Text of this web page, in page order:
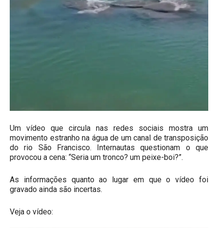
Um vídeo que circula nas redes sociais mostra um
movimento estranho na água de um canal de transposição
do rio São Francisco. Internautas questionam o que
provocou a cena: “Seria um tronco? um peixe-boi?”.
As informações quanto ao lugar em que o vídeo foi
gravado ainda são incertas.
Veja o vídeo: